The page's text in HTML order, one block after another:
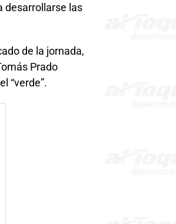
desarrollarse las
de la jornada,
Prado
“verde”.